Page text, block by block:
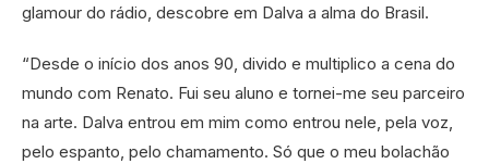
glamour do rádio, descobre em Dalva a alma do Brasil.
“Desde o início dos anos 90, divido e multiplico a cena do
mundo com Renato. Fui seu aluno e tornei-me seu parceiro
na arte. Dalva entrou em mim como entrou nele, pela voz,
pelo espanto, pelo chamamento. Só que o meu bolachão